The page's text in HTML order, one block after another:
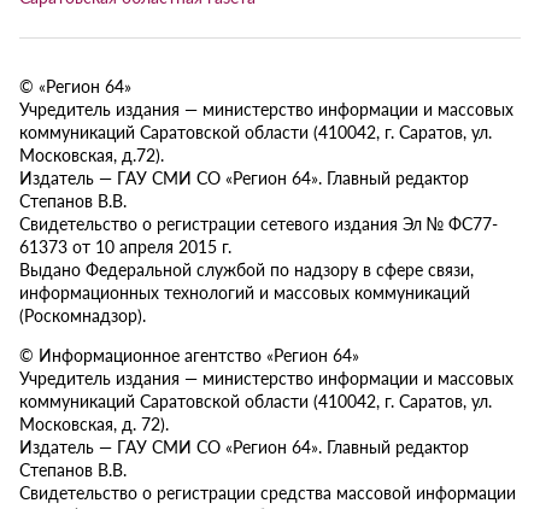
© «Регион 64»
Учредитель издания — министерство информации и массовых
коммуникаций Саратовской области (410042, г. Саратов, ул.
Московская, д.72).
Издатель — ГАУ СМИ СО «Регион 64». Главный редактор
Степанов В.В.
Свидетельство о регистрации сетевого издания Эл № ФС77-
61373 от 10 апреля 2015 г.
Выдано Федеральной службой по надзору в сфере связи,
информационных технологий и массовых коммуникаций
(Роскомнадзор).
© Информационное агентство «Регион 64»
Учредитель издания — министерство информации и массовых
коммуникаций Саратовской области (410042, г. Саратов, ул.
Московская, д. 72).
Издатель — ГАУ СМИ СО «Регион 64». Главный редактор
Степанов В.В.
Свидетельство о регистрации средства массовой информации